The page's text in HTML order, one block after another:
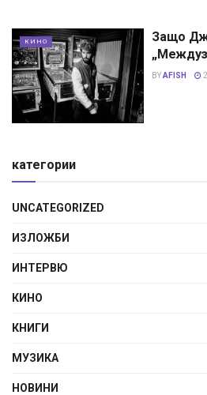
КИНО
Защо
BYAFISH
категории
UNCATEGORIZED
ИЗЛОЖБИ
ИНТЕРВЮ
КИНО
КНИГИ
МУЗИКА
НОВИНИ